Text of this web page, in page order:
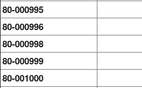
80-000995
80-000996
80-000998
80-000999
80-001000